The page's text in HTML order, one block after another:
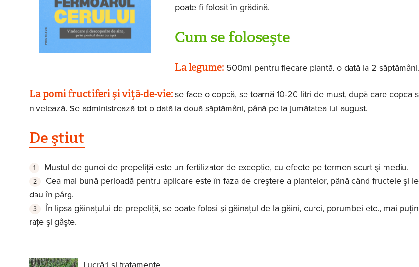
poate fi folosit în grădină.
Cum se foloseşte
La legume: 500ml pentru fiecare plantă, o dată la 2 săptămâni.
La pomi fructiferi şi viţă-de-vie: se face o copcă, se toarnă 10-20 litri de must, după care copca
nivelează. Se administrează tot o dată la două săptămâni, până pe la jumătatea lui august.
De ştiut
Mustul de gunoi de prepeliţă este un fertilizator de excepţie, cu efecte pe termen scurt şi mediu.
Cea mai bună perioadă pentru aplicare este în faza de creştere a plantelor, până când fructele şi
dau în pârg.
În lipsa găinaţului de prepeliţă, se poate folosi şi găinaţul de la găini, curci, porumbei etc., mai
raţe şi gâşte.
Lucrări și tratamente